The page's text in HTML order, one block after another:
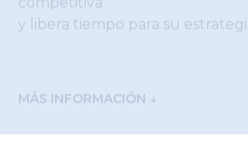
y libera tiempo para su
MÁS INFORMACIÓN ↓